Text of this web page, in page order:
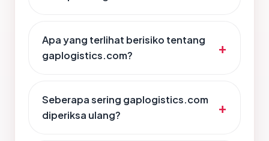
Apa yang terlihat berisiko tentang
gaplogistics.com?
Seberapa sering gaplogistics.com
diperiksa ulang?